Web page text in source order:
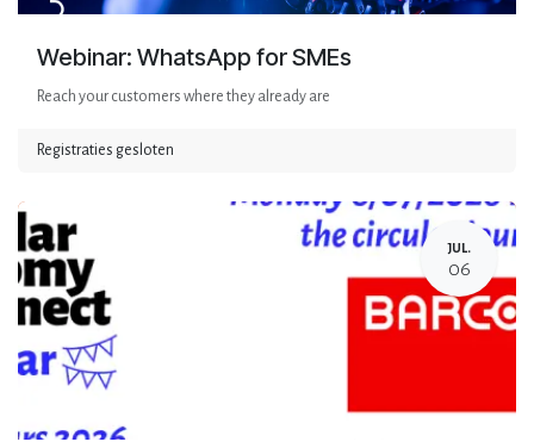
Webinar: WhatsApp for SMEs
Reach your customers where they already are
Registraties gesloten
JUL.
06